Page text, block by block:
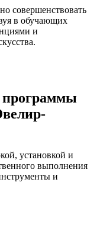
совершенствовать
в обучающих
и
установкой и
выполнения
и